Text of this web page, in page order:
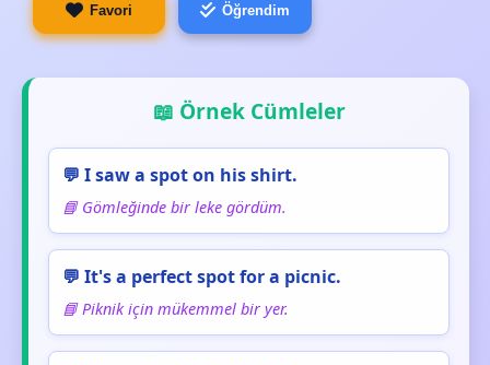
Favori Öğrendim
📖 Örnek Cümleler
💬 I saw a spot on his shirt.
📘 Gömleğinde bir leke gördüm.
💬 It's a perfect spot for a picnic.
📘 Piknik için mükemmel bir yer.